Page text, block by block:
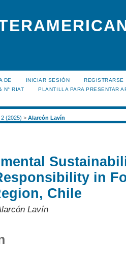
DE INICIAR SESIÓN
REGISTRARSE
N° RIAT
PLANTILLA PARA PRESENTAR
2 (2025) > Alarcón Lavín
in
Chile
Lavín